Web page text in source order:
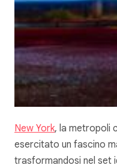
New York, la metropoli
esercitato un fascino
trasformandosi nel set